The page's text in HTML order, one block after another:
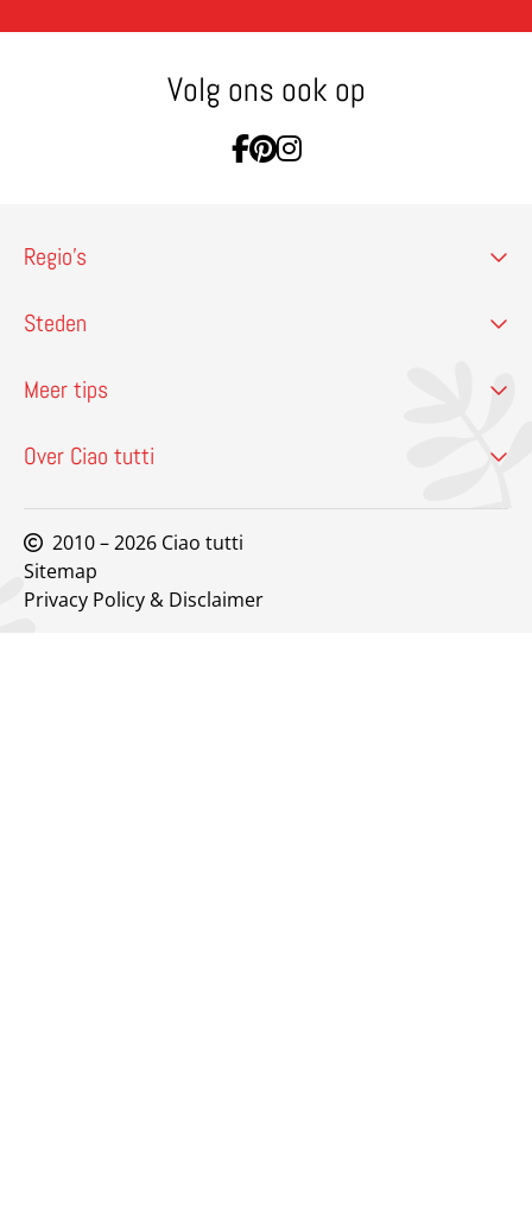
Volg ons ook op
Ga naar Facebook
Ga naar Pinterest
Ga naar Instagram
Regio’s
Steden
Meer tips
Over Ciao tutti
2010 – 2026 Ciao tutti
Sitemap
Privacy Policy & Disclaimer